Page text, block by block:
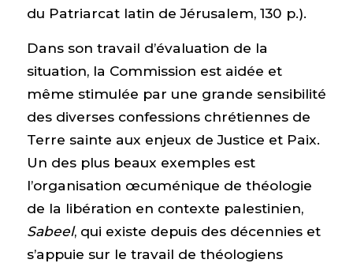
du Patriarcat latin de Jérusalem, 130 p.).
Dans son travail d’évaluation de la
situation, la Commission est aidée et
même stimulée par une grande sensibilité
des diverses confessions chrétiennes de
Terre sainte aux enjeux de Justice et Paix.
Un des plus beaux exemples est
l’organisation œcuménique de théologie
de la libération en contexte palestinien,
Sabeel, qui existe depuis des décennies et
s’appuie sur le travail de théologiens